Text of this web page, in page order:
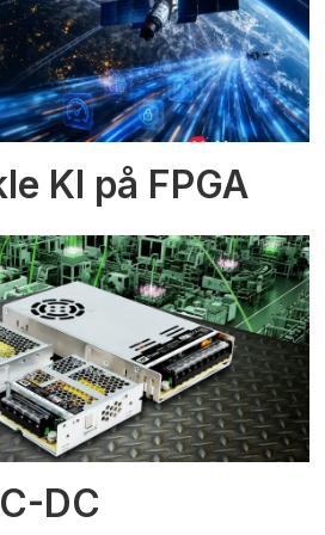
KI på FPGA
DC